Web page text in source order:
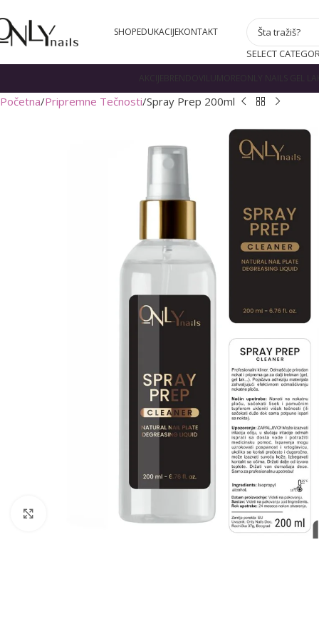
SHOPEDUKACIJEKONTAKT
SELECT
BRENDOVI LUMORE ONLY NAILS GEL
Početna Pripremne Tečnosti Spray Prep 200ml